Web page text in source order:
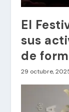
El
sus
de
29 octubre,